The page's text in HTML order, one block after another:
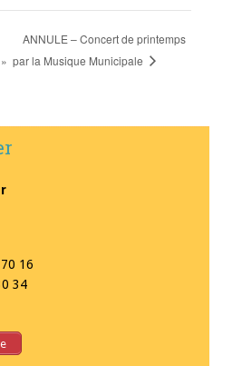
ANNULE – Concert de printemps
par la Musique Municipale
16
34